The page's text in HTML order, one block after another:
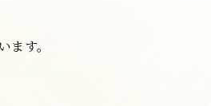
す。